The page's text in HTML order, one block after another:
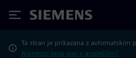
Siemens
Ta stran je prikazana z avtomatskim
Namesto tega glej v angleščini?